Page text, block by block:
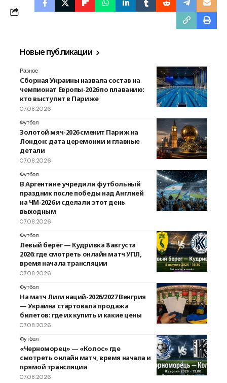
Новые публикации
Разное
Сборная Украины назвала состав на
чемпионат Европы-2026 по плаванию:
кто выступит в Париже
07.08.2026
Футбол
Золотой мяч-2026 сменит Париж на
Лондон: дата церемонии и главные
детали
07.08.2026
Футбол
В Аргентине учредили футбольный
праздник после победы над Англией
на ЧМ-2026 и сделали этот день
выходным
07.08.2026
Футбол
Левый берег — Кудривка 8 августа
2026: где смотреть онлайн матч УПЛ,
время начала трансляции
07.08.2026
Футбол
На матч Лиги наций-2026/2027 Венгрия
— Украина стартовала продажа
билетов: где их купить и какие цены
07.08.2026
Футбол
«Черноморец» — «Колос» где
смотреть онлайн матч, время начала и
прямой трансляции
07.08.2026